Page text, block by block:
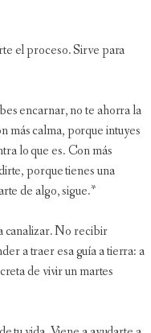
el proceso. Sirve para
encarnar, no te ahorra la
más calma, porque intuyes
lo que es. Con más
porque tienes una
de algo, sigue.*
canalizar. No recibir
a traer esa guía a tierra: a
de vivir un martes